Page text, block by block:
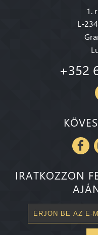
1.
L-
+352
IRATKOZZON